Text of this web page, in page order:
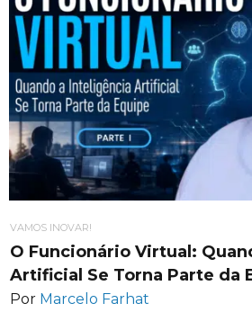
VAMOS INOVAR!
O Funcionário Virtual:
Artificial Se Torna Parte da
Por Marcelo Farhat